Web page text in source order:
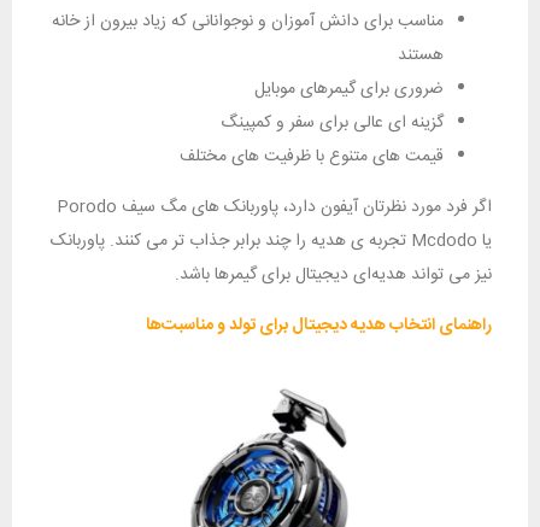
مناسب برای دانش‌ آموزان و نوجوانانی که زیاد بیرون از خانه
هستند
ضروری برای گیمرهای موبایل
گزینه‌ ای عالی برای سفر و کمپینگ
قیمت‌ های متنوع با ظرفیت‌ های مختلف
اگر فرد مورد نظرتان آیفون دارد، پاوربانک‌ های مگ سیف Porodo
یا Mcdodo تجربه‌ ی هدیه را چند برابر جذاب‌ تر می‌ کنند. پاوربانک
نیز می تواند هدیه‌ای دیجیتال برای گیمرها باشد.
راهنمای انتخاب هدیه دیجیتال برای تولد و مناسبت‌ها